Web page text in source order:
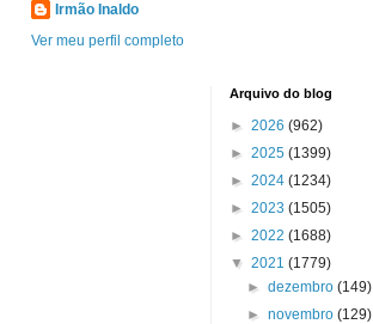
Irmão Inaldo
Ver meu perfil completo
Arquivo do blog
► 2026 (962)
► 2025 (1399)
► 2024 (1234)
► 2023 (1505)
► 2022 (1688)
▼ 2021 (1779)
►dezembro(149)
►novembro(129)